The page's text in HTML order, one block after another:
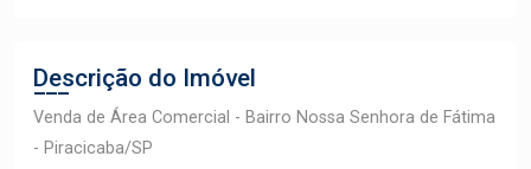
Descrição do Imóvel
Venda de Área Comercial - Bairro Nossa Senhora de Fátima
- Piracicaba/SP